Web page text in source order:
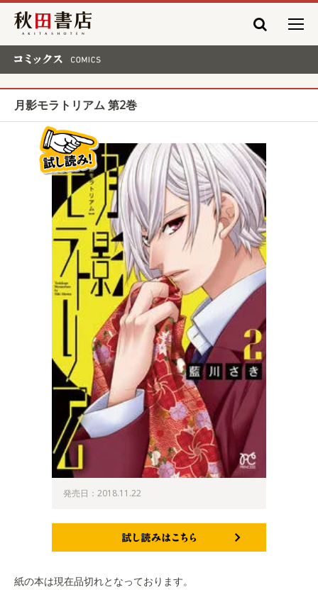
秋田書店
月影モラトリアム 第2巻
発売日：2018.11.22
紙の本は現在品切れとなっております。